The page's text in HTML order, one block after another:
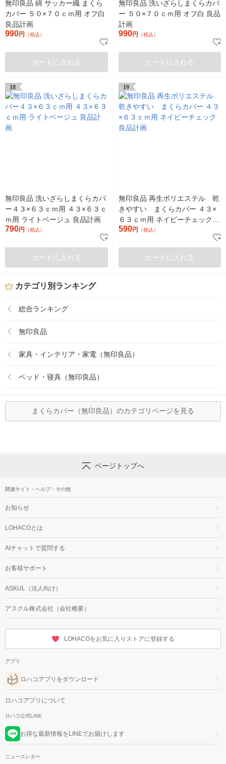
無印良品 綿 サッカー織 まくら
カバー ５０×７０ｃｍ用 オフ白
良品計画
990円 （税込）
カートに入れる
無印良品 洗いざらしまくらカバ
ー ５０×７０ｃｍ用 オフ白 良品
計画
990円 （税込）
カートに入れる
18
無印良品 洗いざらしまくらカバ
ー４３×６３ｃｍ用 ４３×６３ｃ
ｍ用 ライトベージュ 良品計画
790円 （税込）
カートに入れる
19
無印良品 再生ポリエステル 乾
きやすい まくらカバー ４３×
６３ｃｍ用 ネイビーチェック
良品計画
590円 （税込）
カートに入れる
カテゴリ別ランキング
総合ランキング
無印良品
家具・インテリア・家電（無印良品）
ベッド・寝具（無印良品）
まくらカバー（無印良品）のカテゴリページを見る
ページトップへ
関連サイト・ヘルプ・その他
お知らせ
LOHACOとは
AIチャットで質問する
お客様サポート
ASKUL（法人向け）
アスクル株式会社（会社概要）
LOHACOをお気に入りストアに登録する
アプリ
ロハコアプリをダウンロード
ロハコアプリについて
ロハコ公式LINE
お得な最新情報をLINEでお届けします
ニュースレター